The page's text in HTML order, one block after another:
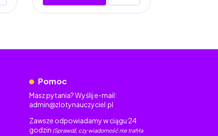
Pomoc
Masz pytania? Wyślij e-mail:
admin@zlotynauczyciel.pl
Zawsze odpowiadamy w ciągu 24
godzin (Sprawdź, czy wiadomość nie trafiła